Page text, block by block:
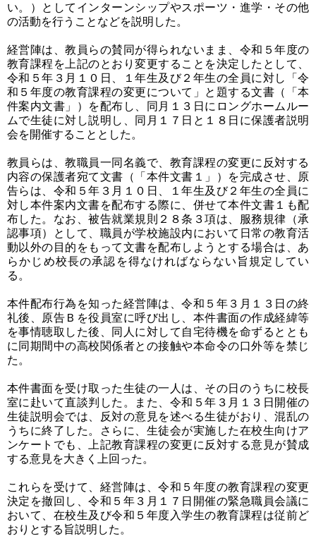
い。）としてインターンシップやスポーツ・進学・その他
の活動を行うことなどを説明した。
経営陣は、教員らの賛同が得られないまま、令和５年度の
教育課程を上記のとおり変更することを決定したとして、
令和５年３月１０日、１年生及び２年生の全員に対し「令
和５年度の教育課程の変更について」と題する文書（「本
件案内文書」）を配布し、同月１３日にロングホームルー
ムで生徒に対し説明し、同月１７日と１８日に保護者説明
会を開催することとした。
教員らは、教職員一同名義で、教育課程の変更に反対する
内容の保護者宛て文書（「本件文書１」）を完成させ、原
告らは、令和５年３月１０日、１年生及び２年生の全員に
対し本件案内文書を配布する際に、併せて本件文書１も配
布した。なお、被告就業規則２８条３項は、服務規律（承
認事項）として、職員が学校施設内において日常の教育活
動以外の目的をもって文書を配布しようとする場合は、あ
らかじめ校長の承認を得なければならない旨規定してい
る。
本件配布行為を知った経営陣は、令和５年３月１３日の終
礼後、原告Ｂを役員室に呼び出し、本件書面の作成経緯等
を事情聴取した後、同人に対して自宅待機を命ずるととも
に同期間中の高校関係者との接触や本命令の口外等を禁じ
た。
本件書面を受け取った生徒の一人は、その日のうちに校長
室に赴いて直談判した。また、令和５年３月１３日開催の
生徒説明会では、反対の意見を述べる生徒がおり、混乱の
うちに終了した。さらに、生徒会が実施した在校生向けア
ンケートでも、上記教育課程の変更に反対する意見が賛成
する意見を大きく上回った。
これらを受けて、経営陣は、令和５年度の教育課程の変更
決定を撤回し、令和５年３月１７日開催の緊急職員会議に
おいて、在校生及び令和５年度入学生の教育課程は従前ど
おりとする旨説明した。